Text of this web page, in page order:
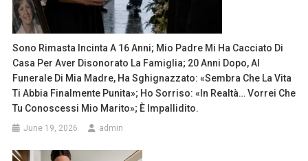
Sono Rimasta Incinta A 16 Anni; Mio Padre Mi Ha Cacciato Di
Casa Per Aver Disonorato La Famiglia; 20 Anni Dopo, Al
Funerale Di Mia Madre, Ha Sghignazzato: «Sembra Che La Vita
Ti Abbia Finalmente Punita»; Ho Sorriso: «In Realtà… Vorrei Che
Tu Conoscessi Mio Marito»; È Impallidito.
June 19, 2026 admin